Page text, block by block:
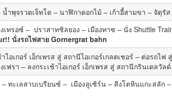
น้ำพุจรวดเจ็ทโด – นาฬิกาดอกไม้ – เก้าอี้สามขา – จัตุรั
เทรอซ์ – ปราสาทชิลยอง – เมืองทาซ – นั่ง Shuttle
นั่งรถไฟสาย Gornergrat bahn
อเกอร์ เอ็กเพรส สู่ สถานีไอเกอร์เกลตเชอร์ – ต่อรถ
ฟรา – ลงกระเช้าไอเกอร์ เอ็กเพรส สู่ สถานีกรินเดลวัล
ทะเลสาบเบรียนซ์ – เมืองลูเซิร์น – สิงโตหินแกะสลัก